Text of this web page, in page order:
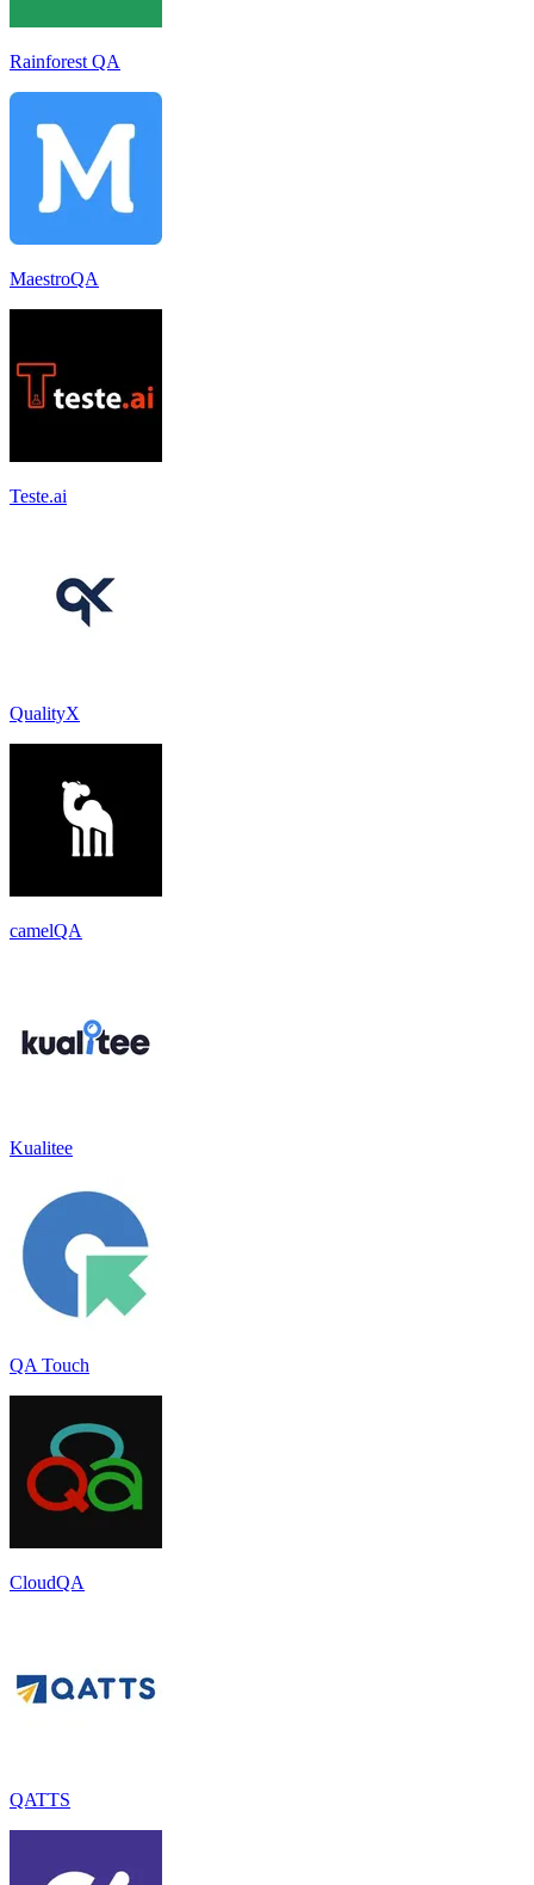
Rainforest QA
MaestroQA
Teste.ai
QualityX
camelQA
Kualitee
QA Touch
CloudQA
QATTS